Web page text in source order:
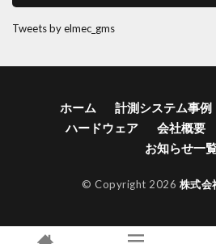
Tweets by elmec_gms
ホーム 計測システム事例
ハードウェア
会社概要
お知らせ一
© Copyright 2026 株式会